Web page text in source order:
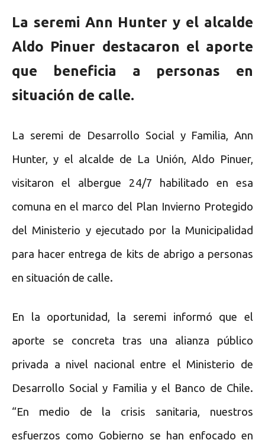
La seremi Ann Hunter y el alcalde
Aldo Pinuer destacaron el aporte
que beneficia a personas en
situación de calle.
La seremi de Desarrollo Social y Familia, Ann
Hunter, y el alcalde de La Unión, Aldo Pinuer,
visitaron el albergue 24/7 habilitado en esa
comuna en el marco del Plan Invierno Protegido
del Ministerio y ejecutado por la Municipalidad
para hacer entrega de kits de abrigo a personas
en situación de calle.
En la oportunidad, la seremi informó que el
aporte se concreta tras una alianza público
privada a nivel nacional entre el Ministerio de
Desarrollo Social y Familia y el Banco de Chile.
“En medio de la crisis sanitaria, nuestros
esfuerzos como Gobierno se han enfocado en